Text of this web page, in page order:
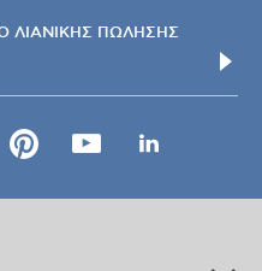
ΛΙΑΝΙΚΗΣ ΠΩΛΗΣΗΣ